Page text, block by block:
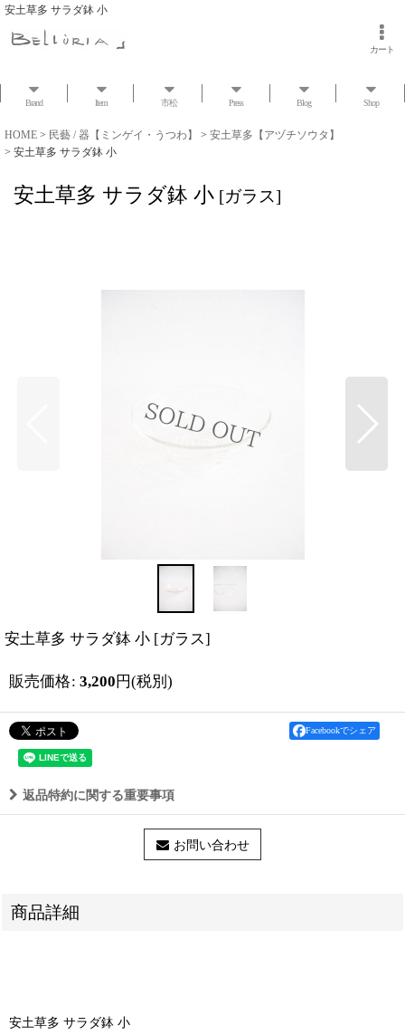
安土草多 サラダ鉢 小
カート
Brand Item 市松 Press Blog Shop
HOME > 民藝 / 器【ミンゲイ・うつわ】 > 安土草多【アヅチソウタ】
> 安土草多 サラダ鉢 小
安土草多 サラダ鉢 小 [ガラス]
安土草多 サラダ鉢 小 [ガラス]
販売価格: 3,200 円(税別)
Facebookでシェア
返品特約に関する重要事項
お問い合わせ
商品詳細
安土草多 サラダ鉢 小